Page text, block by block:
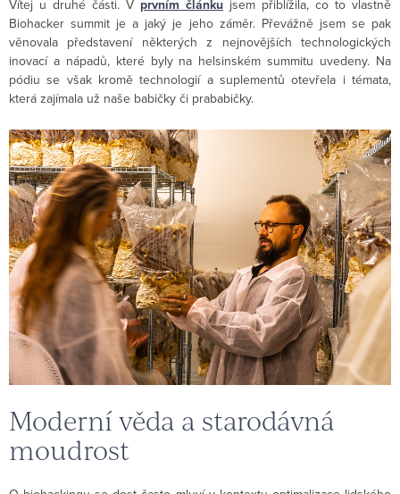
Vítej u druhé části. V prvním článku jsem přiblížila, co to vlastně
Biohacker summit je a jaký je jeho záměr. Převážně jsem se pak
věnovala představení některých z nejnovějších technologických
inovací a nápadů, které byly na helsinském summitu uvedeny. Na
pódiu se však kromě technologií a suplementů otevřela i témata,
která zajímala už naše babičky či prababičky.
Moderní věda a starodávná
moudrost